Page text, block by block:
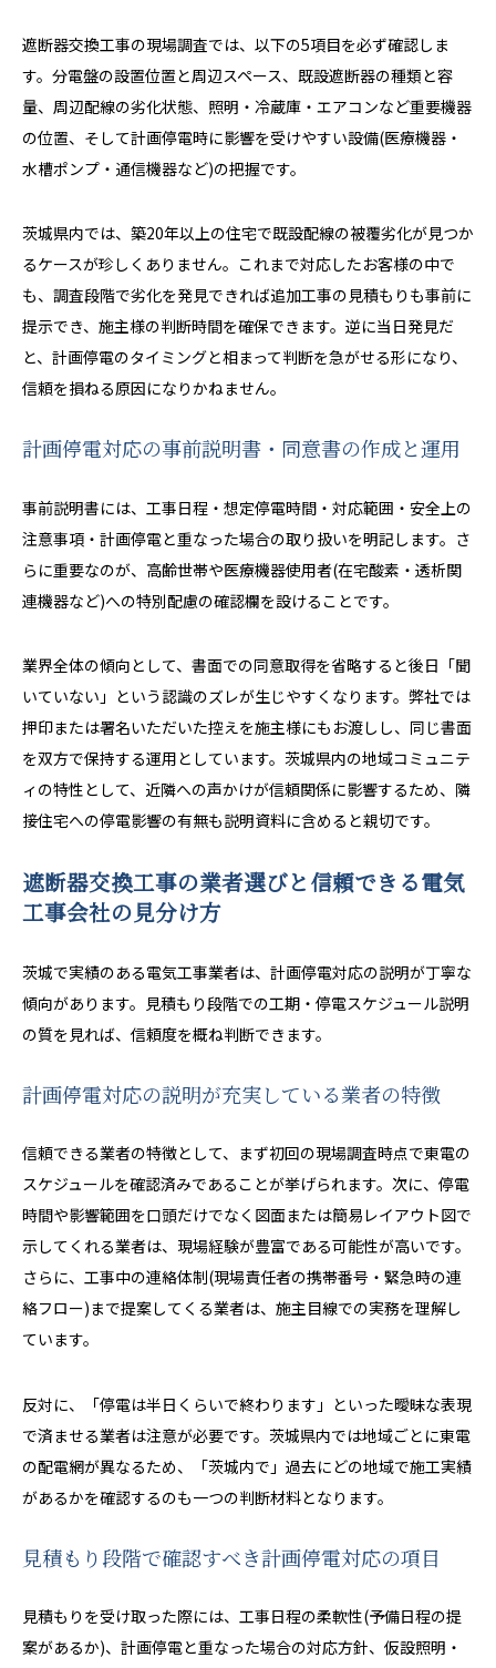
遮断器交換工事の現場調査では、以下の5項目を必ず確認しま
す。分電盤の設置位置と周辺スペース、既設遮断器の種類と容
量、周辺配線の劣化状態、照明・冷蔵庫・エアコンなど重要機器
の位置、そして計画停電時に影響を受けやすい設備(医療機器・
水槽ポンプ・通信機器など)の把握です。
茨城県内では、築20年以上の住宅で既設配線の被覆劣化が見つか
るケースが珍しくありません。これまで対応したお客様の中で
も、調査段階で劣化を発見できれば追加工事の見積もりも事前に
提示でき、施主様の判断時間を確保できます。逆に当日発見だ
と、計画停電のタイミングと相まって判断を急がせる形になり、
信頼を損ねる原因になりかねません。
計画停電対応の事前説明書・同意書の作成と運用
事前説明書には、工事日程・想定停電時間・対応範囲・安全上の
注意事項・計画停電と重なった場合の取り扱いを明記します。さ
らに重要なのが、高齢世帯や医療機器使用者(在宅酸素・透析関
連機器など)への特別配慮の確認欄を設けることです。
業界全体の傾向として、書面での同意取得を省略すると後日「聞
いていない」という認識のズレが生じやすくなります。弊社では
押印または署名いただいた控えを施主様にもお渡しし、同じ書面
を双方で保持する運用としています。茨城県内の地域コミュニテ
ィの特性として、近隣への声かけが信頼関係に影響するため、隣
接住宅への停電影響の有無も説明資料に含めると親切です。
遮断器交換工事の業者選びと信頼できる電気
工事会社の見分け方
茨城で実績のある電気工事業者は、計画停電対応の説明が丁寧な
傾向があります。見積もり段階での工期・停電スケジュール説明
の質を見れば、信頼度を概ね判断できます。
計画停電対応の説明が充実している業者の特徴
信頼できる業者の特徴として、まず初回の現場調査時点で東電の
スケジュールを確認済みであることが挙げられます。次に、停電
時間や影響範囲を口頭だけでなく図面または簡易レイアウト図で
示してくれる業者は、現場経験が豊富である可能性が高いです。
さらに、工事中の連絡体制(現場責任者の携帯番号・緊急時の連
絡フロー)まで提案してくる業者は、施主目線での実務を理解し
ています。
反対に、「停電は半日くらいで終わります」といった曖昧な表現
で済ませる業者は注意が必要です。茨城県内では地域ごとに東電
の配電網が異なるため、「茨城内で」過去にどの地域で施工実績
があるかを確認するのも一つの判断材料となります。
見積もり段階で確認すべき計画停電対応の項目
見積もりを受け取った際には、工事日程の柔軟性(予備日程の提
案があるか)、計画停電と重なった場合の対応方針、仮設照明・